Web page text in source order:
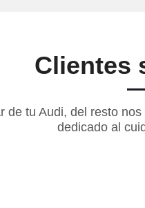
Clientes
de tu Audi, del resto
dedicado al